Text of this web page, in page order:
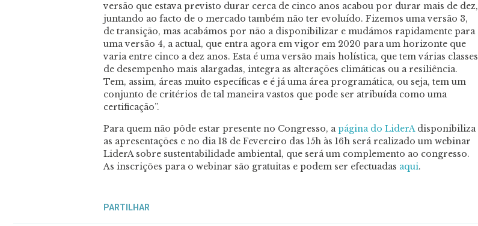
versão que estava previsto durar cerca de cinco anos acabou por durar mais de dez,
juntando ao facto de o mercado também não ter evoluído. Fizemos uma versão 3,
de transição, mas acabámos por não a disponibilizar e mudámos rapidamente para
uma versão 4, a actual, que entra agora em vigor em 2020 para um horizonte que
varia entre cinco a dez anos. Esta é uma versão mais holística, que tem várias classes
de desempenho mais alargadas, integra as alterações climáticas ou a resiliência.
Tem, assim, áreas muito específicas e é já uma área programática, ou seja, tem um
conjunto de critérios de tal maneira vastos que pode ser atribuída como uma
certificação”.
Para quem não pôde estar presente no Congresso, apágina do LiderAdisponibiliza
as apresentações e no dia 18 de Fevereiro das 15h às 16h será realizado um webinar
LiderA sobre sustentabilidade ambiental, que será um complemento ao congresso.
As inscrições para o webinar são gratuitas e podem ser efectuadas aqui.
PARTILHAR